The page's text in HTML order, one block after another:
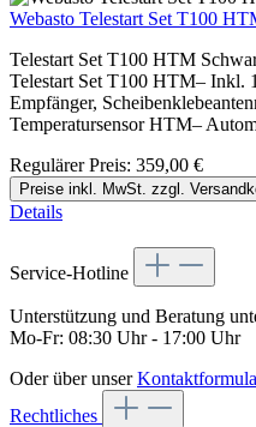
Webasto Telestart Set T100
Telestart Set T100 HTM
Telestart Set T100 HTM– Inkl.
Empfänger,
Temperatursensor HTM–
Regulärer Preis: 359,00 €
Preise inkl. MwSt. zzgl.
Details
Service-Hotline
Unterstützung und Beratung
Mo-Fr: 08:30 Uhr - 17:00 Uhr
Oder über unser
Rechtliches